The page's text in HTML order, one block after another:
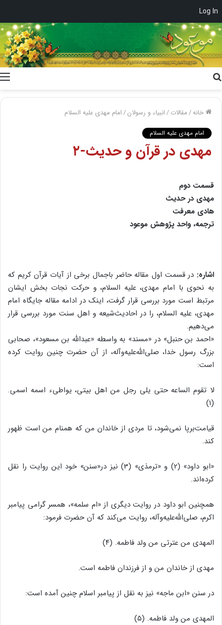
Log In
خانه/مقالات/انبیاء و رسولان/امام مهدی علیه السلام
امام مهدی علیه السلام
مهدى در قرآن و حدیث-۲
قسمت دوم
مهدى در حدیث
هادى معرفت
ترجمه، واحد پژوهش موعود
اشاره: در قسمت اول مقاله حاضر باجمال برخى از آیات قرآن کریم که
به نحوى با امام مهدى، علیه السلام، و حرکت نجات بخش ایشان
مرتبط است مورد بررسى قرار گرفت، اینک در ادامه مقاله جایگاه امام
مهدى، علیه السلام، را در احادیث‌‌شیعه و اهل سنت مورد بررسى قرار
مى‌‌دهیم.
«احمد بن حنبل‌‌» در «مسند» به واسطه «عبدالله بن مسعود»، صحابى
بزرگ رسول خدا، صلى‌‌الله‌‌علیه‌‌وآله، از آن حضرت چنین روایت کرده
است:
لا تقوم الساعه حتى یلى رجل من اهل بیتى، یواطى‌‌ء اسمه اسمى.
(۱)
قیامت‌‌برپا نمى‌‌شود، تا مردى از خاندان من که همنام من است ظهور
کند.
«ابو داود» (2) و «ترمذى‌‌» (3) نیز در«سنن‌‌» خود این روایت را نقل
کرده‌‌اند.
همچنین ابو داود در روایت دیگرى از «ام سلمه‌‌»، همسر گرامى پیامبر
اکرم، صلى‌‌الله‌‌علیه‌‌وآله، روایت مى‌‌کند که آن حضرت فرمود:
المهدى من عترتى من ولد فاطمه. (۴)
مهدى از خاندان من و از فرزندان فاطمه است.
در سنن «ابن ماجه‌‌» نیز به نقل از پیامبر اسلام چنین آمده است:
المهدى من ولد فاطمه. (۵)